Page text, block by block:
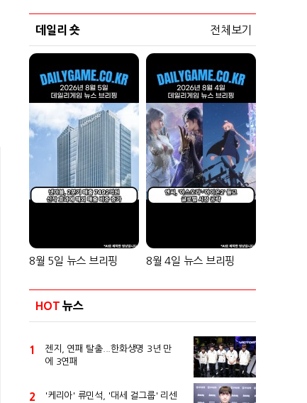
데일리 숏 전체보기
8월 5일 뉴스 브리핑 8월 4일 뉴스 브리핑
HOT 뉴스
1
젠지, 연패 탈출...한화생명 3년 만
에 3연패
2
'케리아' 류민석, '대세 걸그룹' 리센